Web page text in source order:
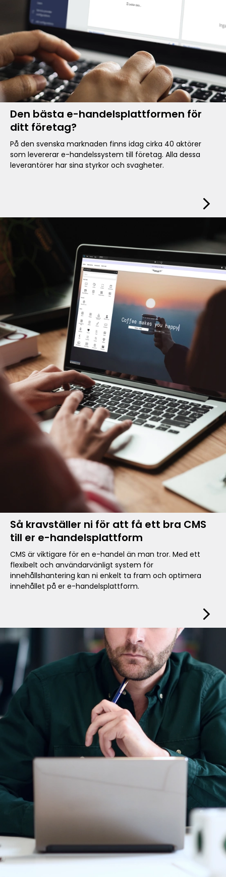
Den bästa e-handelsplattformen för
ditt företag?
På den svenska marknaden finns idag cirka 40 aktörer
som levererar e-handelssystem till företag. Alla dessa
leverantörer har sina styrkor och svagheter.
Så kravställer ni för att få ett bra CMS
till er e-handelsplattform
CMS är viktigare för en e-handel än man tror. Med ett
flexibelt och användarvänligt system för
innehållshantering kan ni enkelt ta fram och optimera
innehållet på er e-handelsplattform.